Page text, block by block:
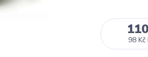
98 Kč